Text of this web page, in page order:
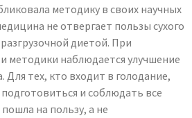
методику в своих научных
не отвергает пользы сухого
диетой. При
методики наблюдается улучшение
Для тех, кто входит в голодание,
и соблюдать все
на пользу, а не